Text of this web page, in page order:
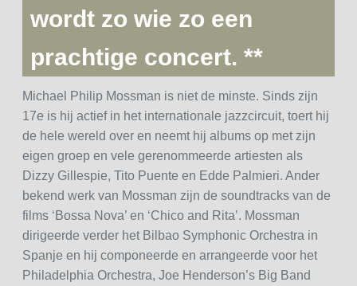
wordt zo wie zo een
prachtige concert. **
Michael Philip Mossman is niet de minste. Sinds zijn
17e is hij actief in het internationale jazzcircuit, toert hij
de hele wereld over en neemt hij albums op met zijn
eigen groep en vele gerenommeerde artiesten als
Dizzy Gillespie, Tito Puente en Edde Palmieri. Ander
bekend werk van Mossman zijn de soundtracks van de
films ‘Bossa Nova’ en ‘Chico and Rita’. Mossman
dirigeerde verder het Bilbao Symphonic Orchestra in
Spanje en hij componeerde en arrangeerde voor het
Philadelphia Orchestra, Joe Henderson’s Big Band